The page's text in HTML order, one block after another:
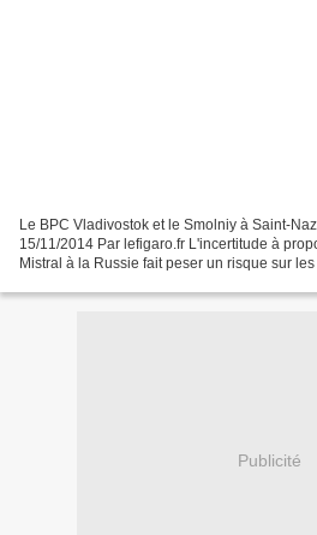
Le BPC Vladivostok et le Smolniy à Saint-
15/11/2014 Par lefigaro.fr L'incertitude à
Mistral à la Russie fait peser un risque sur
Publicité